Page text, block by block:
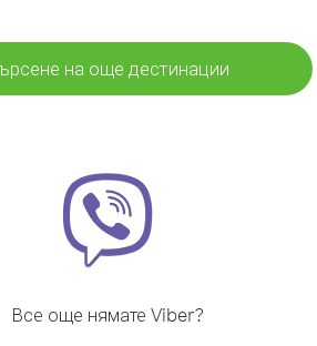
на още дестинации
Все още нямате Viber?